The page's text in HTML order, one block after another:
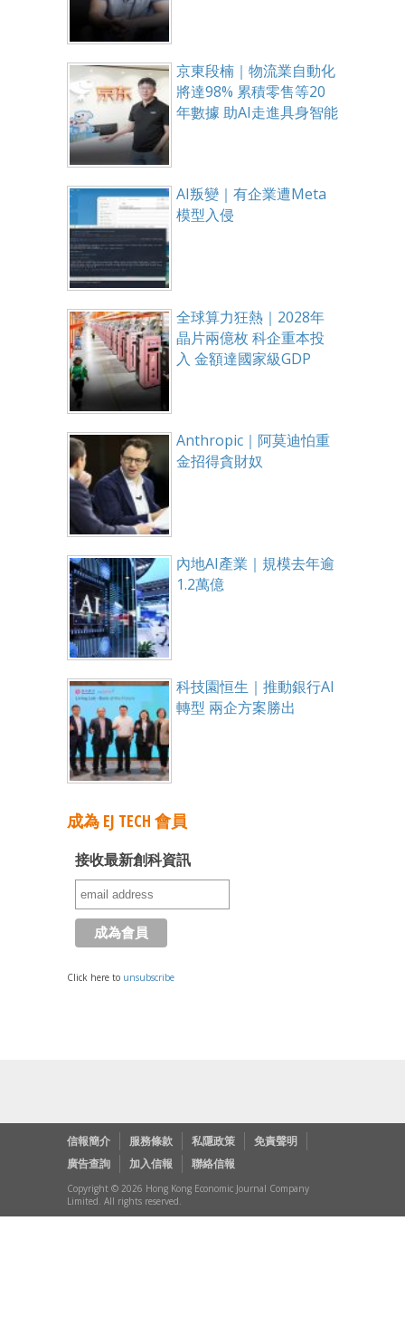
京東段楠｜物流業自動化
將達98% 累積零售等20
年數據 助AI走進具身智能
AI叛變｜有企業遭Meta
模型入侵
全球算力狂熱｜2028年
晶片兩億枚 科企重本投
入 金額達國家級GDP
Anthropic｜阿莫迪怕重
金招得貪財奴
內地AI產業｜規模去年逾
1.2萬億
科技園恒生｜推動銀行AI
轉型 兩企方案勝出
成為 EJ TECH 會員
接收最新創科資訊
Click here to unsubscribe
信報簡介 服務條款 私隱政策
免責聲明
廣告查詢
加入信報 聯絡信報
Copyright © 2026 Hong Kong Economic Journal Company
Limited. All rights reserved.